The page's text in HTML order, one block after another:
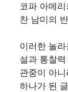
코파 아메
찬 남미의
이러한 놀
설과 통찰
관중이 아
하나가 된